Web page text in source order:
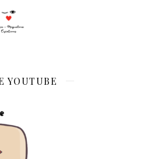
YOUTUBE